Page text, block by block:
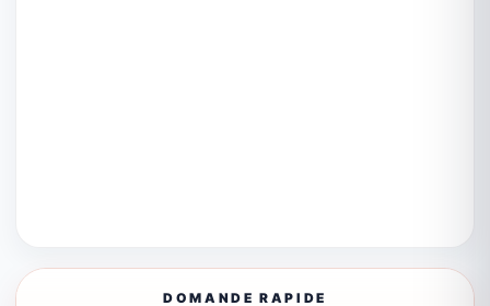
DOMANDE RAPIDE